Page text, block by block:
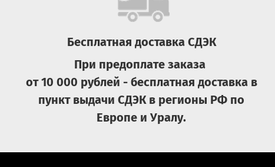
Бесплатная доставка СДЭК
При предоплате заказа
от 10 000 рублей - бесплатная доставка в
пункт выдачи СДЭК в регионы РФ по
Европе и Уралу.